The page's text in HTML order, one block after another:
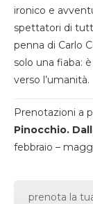
ironico e
spettatori di
penna di Carlo
solo una fiaba:
verso l’umanità.
Prenotazioni a
Pinocchio.
febbraio –
prenota la